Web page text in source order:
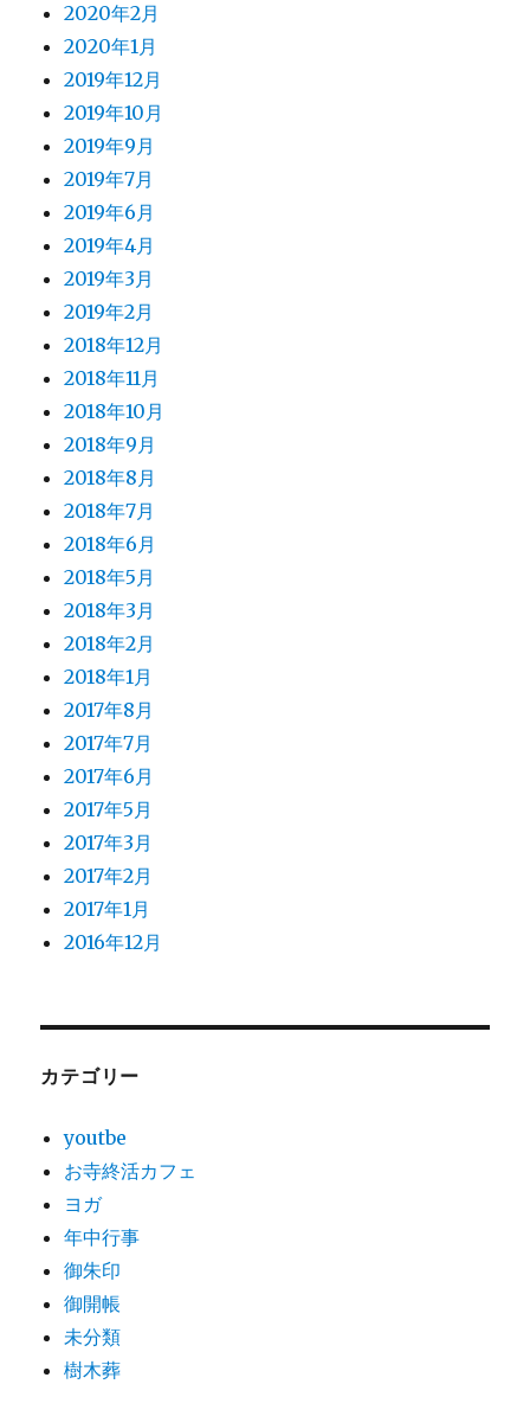
2020年2月
2020年1月
2019年12月
2019年10月
2019年9月
2019年7月
2019年6月
2019年4月
2019年3月
2019年2月
2018年12月
2018年11月
2018年10月
2018年9月
2018年8月
2018年7月
2018年6月
2018年5月
2018年3月
2018年2月
2018年1月
2017年8月
2017年7月
2017年6月
2017年5月
2017年3月
2017年2月
2017年1月
2016年12月
カテゴリー
youtbe
お寺終活カフェ
ヨガ
年中行事
御朱印
御開帳
未分類
樹木葬